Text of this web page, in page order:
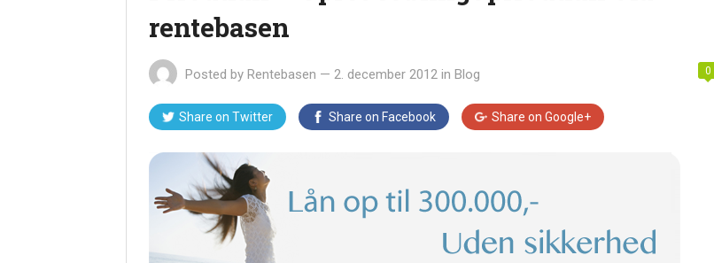
rentebasen
Posted by Rentebasen — 2. december 2012 in Blog 0
Share on Twitter Share on Facebook Share on Google+